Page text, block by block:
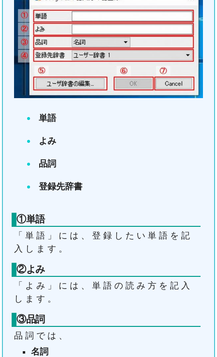
単語
よみ
品詞
登録先辞書
①単語
「単語」には、登録したい単語を記
入します。
②よみ
「よみ」には、単語の読み方を記入
します。
③品詞
品詞では、
名詞